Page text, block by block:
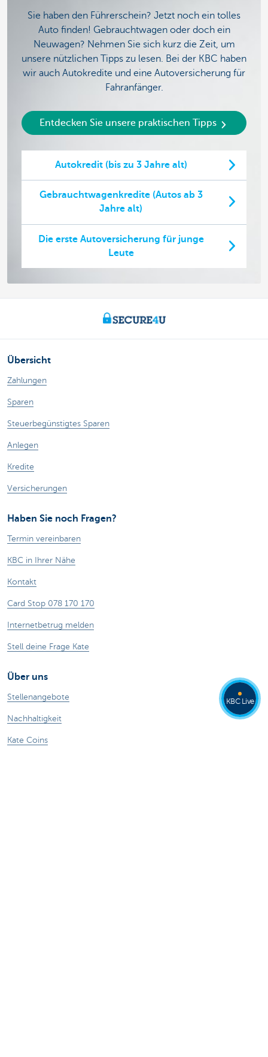
Sie haben den Führerschein? Jetzt noch ein tolles
Auto finden! Gebrauchtwagen oder doch ein
Neuwagen? Nehmen Sie sich kurz die Zeit, um
unsere nützlichen Tipps zu lesen. Bei der KBC haben
wir auch Autokredite und eine Autoversicherung für
Fahranfänger.
Entdecken Sie unsere praktischen Tipps
Autokredit (bis zu 3 Jahre alt)
Gebrauchtwagenkredite (Autos ab 3
Jahre alt)
Die erste Autoversicherung für junge
Leute
Übersicht
Zahlungen
Sparen
Steuerbegünstigtes Sparen
Anlegen
Kredite
Versicherungen
Haben Sie noch Fragen?
Termin vereinbaren
KBC in Ihrer Nähe
Kontakt
Card Stop 078 170 170
Internetbetrug melden
Stell deine Frage Kate
Über uns
Stellenangebote
Nachhaltigkeit
Kate Coins
KBC Live